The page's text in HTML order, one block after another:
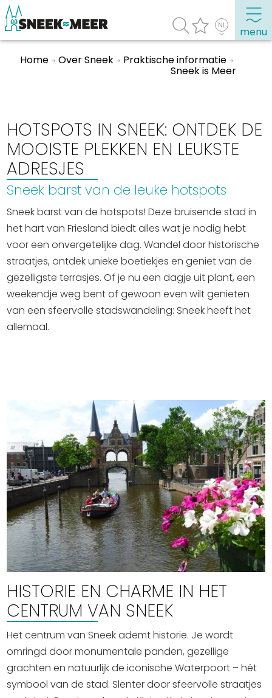
menu
Praktische informatie
Toeristische informatie
Bezienswaardigheden
Winkelen, uitgaan en doen
Eten, drinken & uitgaan
Overnachten
Winkelen
En meer
Arrangementen
Routes
Veel bezochte pagina's:
Top 10 leuke dingen
Vakantie vieren in Sneek
Uitgaan in Sneek
Citygame Escapegame Sneek
Webcams
De leukste routes
Interactieve plattegrond van Sneek
Winkelen in Sneek
Bootverhuur
Home Over Sneek Praktische informatie
Sneek is Meer
HOTSPOTS IN SNEEK: ONTDEK DE
MOOISTE PLEKKEN EN LEUKSTE
ADRESJES
Sneek barst van de leuke hotspots
Sneek barst van de hotspots! Deze bruisende stad in
het hart van Friesland biedt alles wat je nodig hebt
voor een onvergetelijke dag. Wandel door historische
straatjes, ontdek unieke boetiekjes en geniet van de
gezelligste terrasjes. Of je nu een dagje uit plant, een
weekendje weg bent of gewoon even wilt genieten
van een sfeervolle stadswandeling: Sneek heeft het
allemaal.
HISTORIE EN CHARME IN HET
CENTRUM VAN SNEEK
Het centrum van Sneek ademt historie. Je wordt
omringd door monumentale panden, gezellige
grachten en natuurlijk de iconische Waterpoort – hét
symbool van de stad. Slenter door sfeervolle straatjes